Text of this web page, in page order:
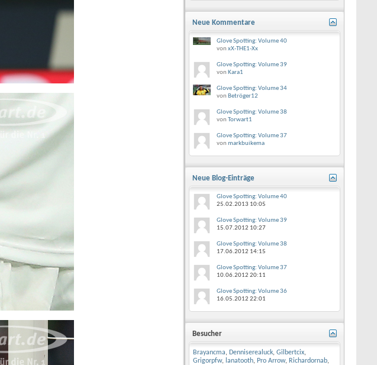
Neue Kommentare
Glove Spotting: Volume 40
von xX-THE1-Xx
Glove Spotting: Volume 39
von Kara1
Glove Spotting: Volume 34
von Betröger12
Glove Spotting: Volume 38
von Torwart1
Glove Spotting: Volume 37
von markbuikema
Neue Blog-Einträge
Glove Spotting: Volume 40
25.02.2013 10:05
Glove Spotting: Volume 39
15.07.2012 10:27
Glove Spotting: Volume 38
17.06.2012 14:15
Glove Spotting: Volume 37
10.06.2012 20:11
Glove Spotting: Volume 36
16.05.2012 22:01
Besucher
Brayancma, Denniserealuck, Gilbertcix,
Grigorpfw, lanatooth, Pro Arrow, Richardornab,